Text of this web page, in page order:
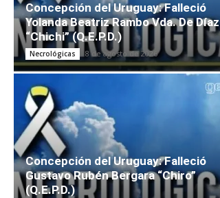
Concepción del Uruguay: Falleció
Yolanda Beatriz Rambo Vda. De Díaz
“Chichi” (Q.E.P.D.)
Necrológicas 8 de agosto de 2026
Concepción del Uruguay: Falleció
Gustavo Rubén Bergara “Chiro”
(Q.E.P.D.)